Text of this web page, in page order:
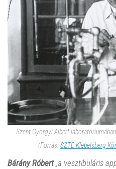
Szent-Györgyi Albert
(Forrás: SZTE Klebelsberg
Bárány Róbert „a vesztibuláris